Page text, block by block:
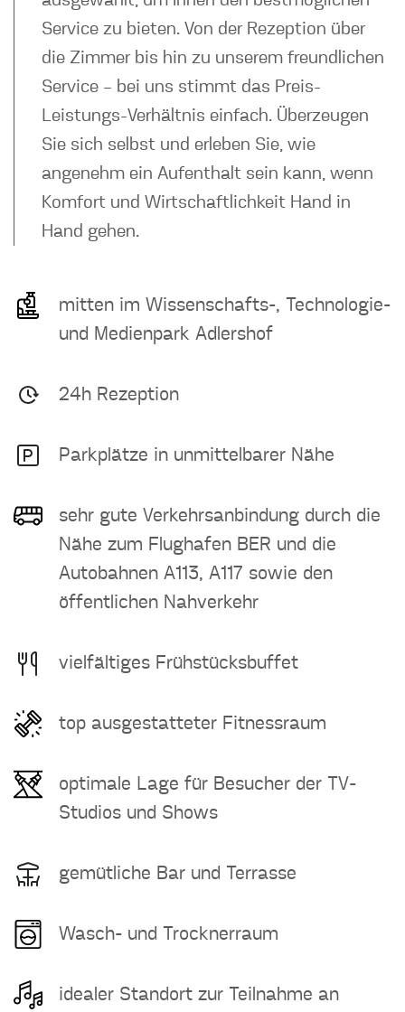
Service zu bieten. Von der Rezeption über
die Zimmer bis hin zu unserem freundlichen
Service – bei uns stimmt das Preis-
Leistungs-Verhältnis einfach. Überzeugen
Sie sich selbst und erleben Sie, wie
angenehm ein Aufenthalt sein kann, wenn
Komfort und Wirtschaftlichkeit Hand in
Hand gehen.
mitten im Wissenschafts-, Technologie-
und Medienpark Adlershof
24h Rezeption
Parkplätze in unmittelbarer Nähe
sehr gute Verkehrsanbindung durch die
Nähe zum Flughafen BER und die
Autobahnen A113, A117 sowie den
öffentlichen Nahverkehr
vielfältiges Frühstücksbuffet
top ausgestatteter Fitnessraum
optimale Lage für Besucher der TV-
Studios und Shows
gemütliche Bar und Terrasse
Wasch- und Trocknerraum
idealer Standort zur Teilnahme an